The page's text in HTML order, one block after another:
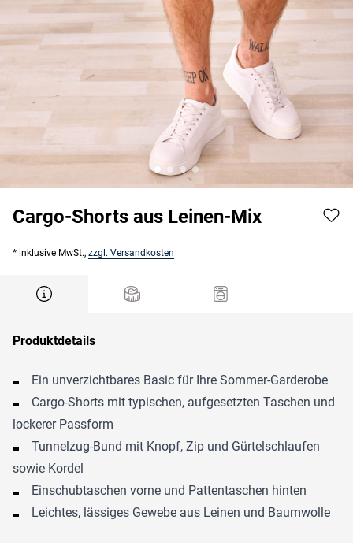
Cargo-Shorts aus Leinen-Mix
* inklusive MwSt., zzgl. Versandkosten
Produktdetails
Ein unverzichtbares Basic für Ihre Sommer-Garderobe
Cargo-Shorts mit typischen, aufgesetzten Taschen und
lockerer Passform
Tunnelzug-Bund mit Knopf, Zip und Gürtelschlaufen
sowie Kordel
Einschubtaschen vorne und Pattentaschen hinten
Leichtes, lässiges Gewebe aus Leinen und Baumwolle